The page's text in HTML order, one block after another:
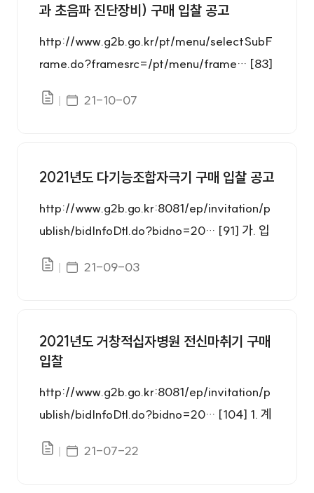
과 초음파 진단장비) 구매 입찰 공고
http://www.g2b.go.kr/pt/menu/selectSubF
rame.do?framesrc=/pt/menu/frame… [83]
음파 진단장비) 구매 입찰 공고 나. 계약방법 : 제
격자 중 예정가격 이내 최저가 입찰자 마 추정가
소 : 거창적십자병원 산부인과 사. 입찰 일시 및
7.(목) ~ 2021.10.14.(목) 17:00 2) 제안평가 :
우편 및 E-mail 접수는 받지 않습니다. 4) 가격
개찰일시 : 2021.10.19(화) 11:00 - G2B개찰
파일있음게시일자
21-10-07
2021년도 다기능조합자극기 구매 입찰 공고
http://www.g2b.go.kr:8081/ep/invitation/p
ublish/bidInfoDtl.do?bidno=20… [91] 가. 입
약방법 : 일반경쟁 다. 입찰 물품 내역 : 다기능조
일로부터 60일 이내 ※ 납품지시에 의거 지정장
소 납품 및 검사(검수)완료 시점 바. 납품장소 :
거창적십자병원 물리치료실 사. 인도조건 : 지정
인도 장소 설치 및 가동테스트 완료
파일있음게시일자
21-09-03
2021년도 거창적십자병원 전신마취기 구매
입찰
http://www.g2b.go.kr:8081/ep/invitation/p
ublish/bidInfoDtl.do?bidno=20… [104] 1. 계
기 1대 ※ 자세한 규격은 “장비규격서”를 참조하
파일있음게시일자
21-07-22